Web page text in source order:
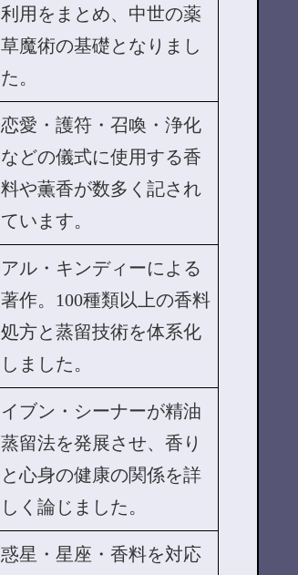
利用をまとめ、中世の薬
草魔術の基礎となりまし
た。
恋愛・護符・召喚・浄化
などの儀式に使用する香
料や薫香が数多く記され
ています。
アル・キンディーによる
著作。100種類以上の香料
処方と蒸留技術を体系化
しました。
イブン・シーナーが精油
蒸留法を発展させ、香り
と心身の健康の関係を詳
しく論じました。
惑星・星座・香料を対応